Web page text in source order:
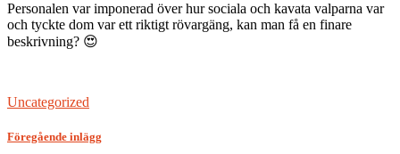
Personalen var imponerad över hur sociala och kavata valparna var
och tyckte dom var ett riktigt rövargäng, kan man få en finare
beskrivning? 😍
Uncategorized
Föregående inlägg